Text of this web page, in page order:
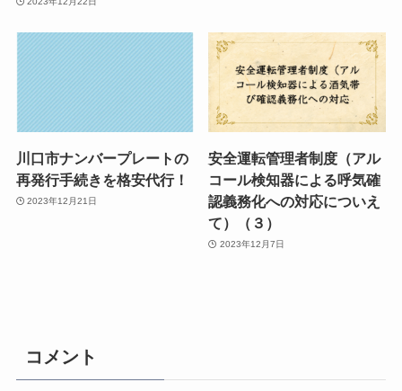
川口市ナンバープレートの
再発行手続きを格安代行！
2023年12月21日
安全運転管理者制度（アル
コール検知器による呼気確
認義務化への対応についえ
て）（３）
2023年12月7日
コメント